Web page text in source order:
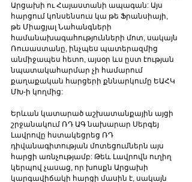
Արցախի ու Հայաստանի ապագան: Այս
հարցում կոնսենսուս կա թե Ֆրանսիայի,
թե Միացյալ Նահանգների
համանախագահությունների մոտ, սակայն
Ռուսաստանը, ինչպես պատերազմից
անմիջապես հետո, այսօր ևս ըստ էության
նպատակահարմար չի համարում
քաղաքական հարցերի քննարկումը ԵԱՀԿ
ՄԽ-ի կողմից:
Երևան կատարած աշխատանքային այցի
շրջանակում ՌԴ ԱԳ նախարար Սերգեյ
Լավրովը հստակեցրեց ՌԴ
դիվանագիտության մոտեցումներն այս
հարցի առնչությամբ: Թեև Լավրովն ուղիղ
կերպով չասաց, որ խոսքն Արցախի
կարգավիճակի հարցի մասին է, սակայն